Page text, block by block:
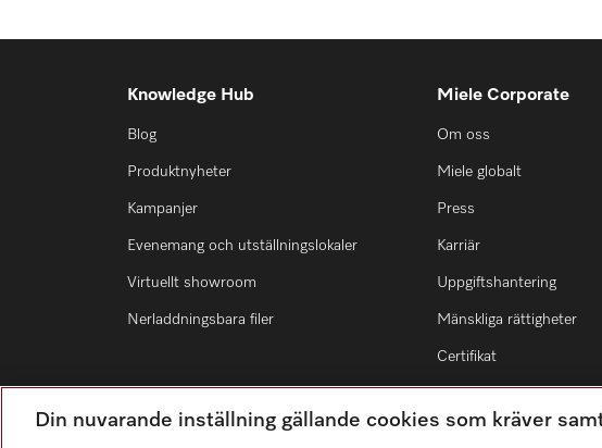
Knowledge Hub
Blog
Produktnyheter
Kampanjer
Evenemang och utställningslokaler
Virtuellt showroom
Nerladdningsbara filer
Miele Corporate
Om oss
Miele globalt
Press
Karriär
Uppgiftshantering
Mänskliga rättigheter
Certifikat
Din nuvarande inställning gällande cookies som kräver